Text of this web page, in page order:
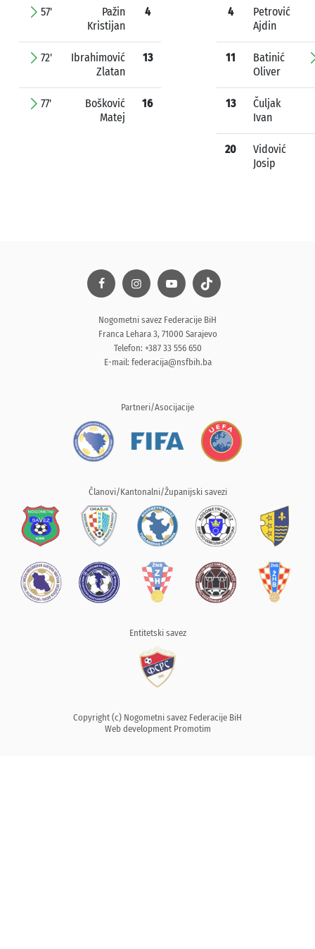
57'
Pažin
Kristijan
4
72'
Ibrahimović
Zlatan
13
77'
Bošković
Matej
16
4
Petrović
Ajdin
11
Batinić
Oliver
13
Čuljak
Ivan
20
Vidović
Josip
Nogometni savez Federacije BiH
Franca Lehara 3, 71000 Sarajevo
Telefon: +387 33 556 650
E-mail: federacija@nsfbih.ba
Partneri/Asocijacije
Članovi/Kantonalni/Županijski savezi
Entitetski savez
Copyright (c) Nogometni savez Federacije BiH
Web development Promotim